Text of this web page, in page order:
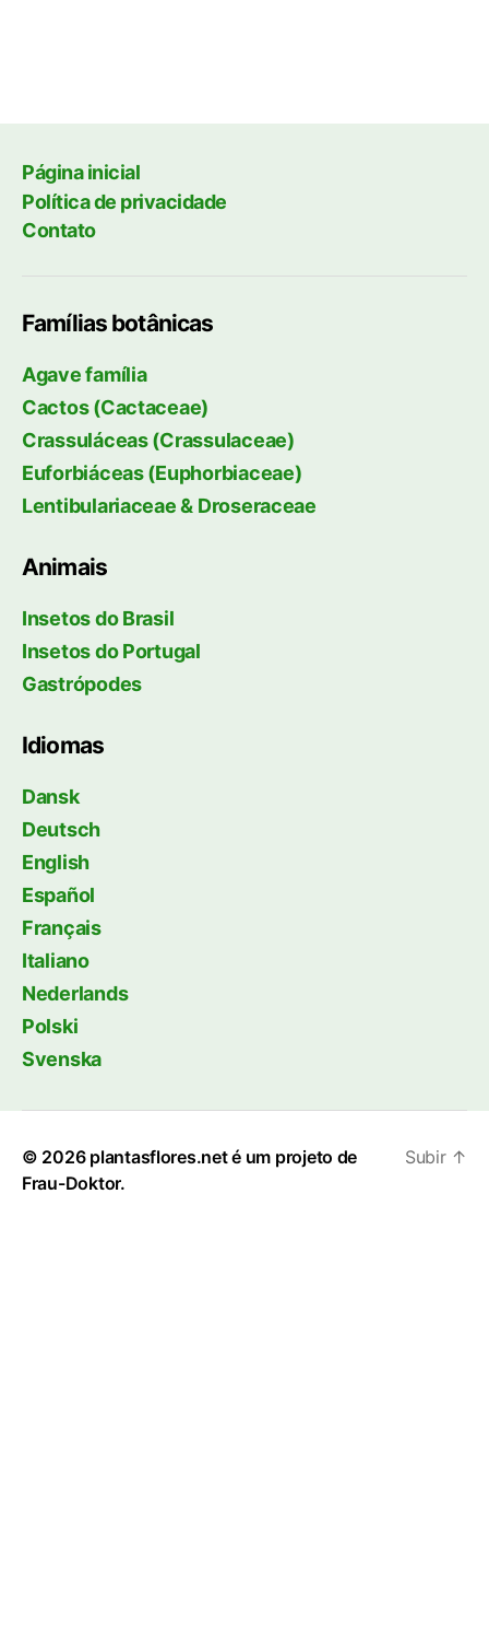
Página inicial
Política de privacidade
Contato
Famílias botânicas
Agave família
Cactos (Cactaceae)
Crassuláceas (Crassulaceae)
Euforbiáceas (Euphorbiaceae)
Lentibulariaceae & Droseraceae
Animais
Insetos do Brasil
Insetos do Portugal
Gastrópodes
Idiomas
Dansk
Deutsch
English
Español
Français
Italiano
Nederlands
Polski
Svenska
© 2026 plantasflores.net é um projeto de
Frau-Doktor.
Subir ↑